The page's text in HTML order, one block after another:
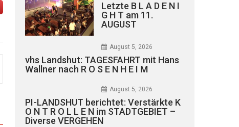
Letzte B L A D E N I
G H T am 11.
AUGUST
August 5, 2026
vhs Landshut: TAGESFAHRT mit Hans
Wallner nach R O S E N H E I M
August 5, 2026
PI-LANDSHUT berichtet: Verstärkte K
O N T R O L L E N im STADTGEBIET –
Diverse VERGEHEN